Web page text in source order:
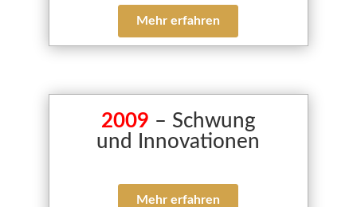
Mehr erfahren
2009 – Schwung
und Innovationen
Mehr erfahren